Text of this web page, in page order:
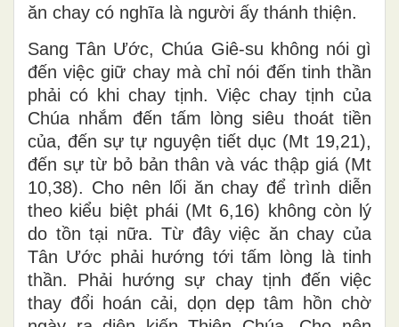
ăn chay có nghĩa là người ấy thánh thiện.
Sang Tân Ước, Chúa Giê-su không nói gì
đến việc giữ chay mà chỉ nói đến tinh thần
phải có khi chay tịnh. Việc chay tịnh của
Chúa nhắm đến tấm lòng siêu thoát tiền
của, đến sự tự nguyện tiết dục (Mt 19,21),
đến sự từ bỏ bản thân và vác thập giá (Mt
10,38). Cho nên lối ăn chay để trình diễn
theo kiểu biệt phái (Mt 6,16) không còn lý
do tồn tại nữa. Từ đây việc ăn chay của
Tân Ước phải hướng tới tấm lòng là tinh
thần. Phải hướng sự chay tịnh đến việc
thay đổi hoán cải, dọn dẹp tâm hồn chờ